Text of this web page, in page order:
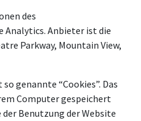
des
Analytics. Anbieter ist die
Parkway, Mountain View,
genannte “Cookies”. Das
Computer gespeichert
der Benutzung der Website